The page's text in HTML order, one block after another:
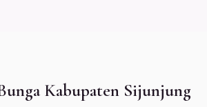
Kabupaten Sijunjung